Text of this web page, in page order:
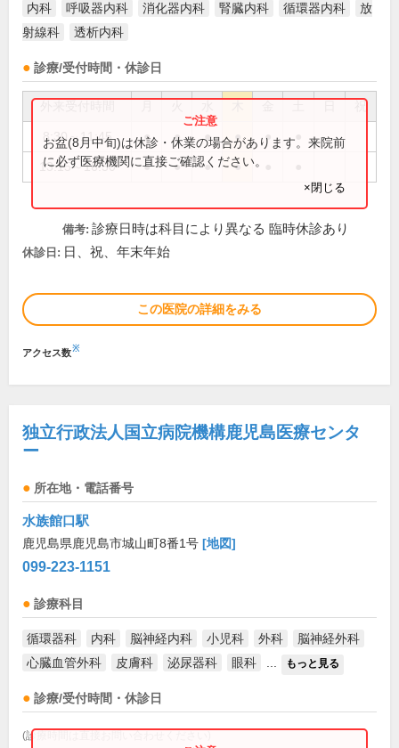
内科 呼吸器内科 消化器内科 腎臓内科 循環器内科
放
射線科
透析内科
診療/受付時間・休診日
祝
8:30～11:45 ● ● ● ● ●
13:15～16:50 ● ● ● ●
お盆(8月中旬)は休診・休業の場合があります。来院前
に必ず医療機関に直接ご確認ください。
×閉じる
備考: 診療日時は科目により異なる 臨時休診あり
休診日: 日、祝、年末年始
この医院の詳細をみる
アクセス数※
独立行政法人国立病院機構鹿児島医療センタ
ー
所在地・電話番号
水族館口駅
鹿児島県鹿児島市城山町8番1号 [地図]
099-223-1151
診療科目
循環器科 内科 脳神経内科 小児科 外科
脳神経外科
心臓血管外科
皮膚科 泌尿器科 眼科 もっと見る
診療/受付時間・休診日
(診療時間は直接お問い合わせください)